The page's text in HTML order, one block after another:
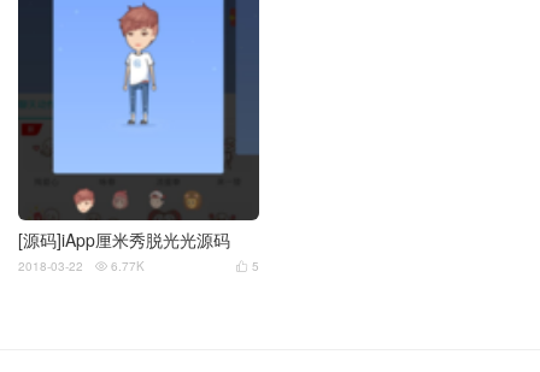
[源码]iApp厘米秀脱光光源码
 5
2018-03-22  6.77K